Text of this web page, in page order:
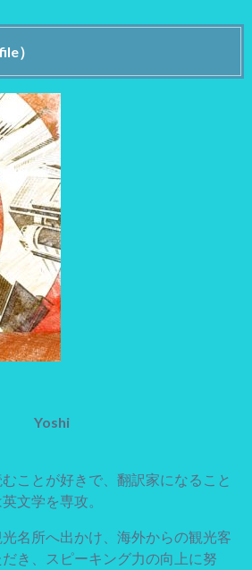
）
Yoshi
ことが好きで、翻訳家になること
文学を専攻。
名所へ出かけ、海外からの観光客
き、スピーキング力の向上に努